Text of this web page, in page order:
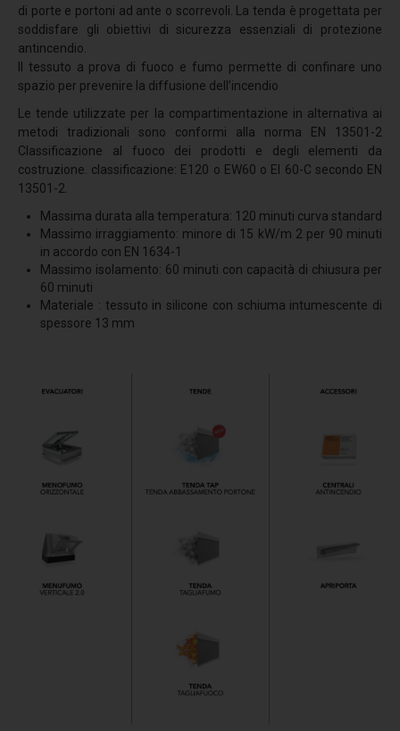
Stratigrafia 9
Stratigrafia 10
Finiture standard
EasyFix
Progettazione
Protezione multistrato
Potere insonorizzante
Resistenza alla corrosione
Comfort termico
Termoriflessione
Dispositivi TIPO C
di porte e portoni ad ante o scorrevoli. La tenda è progettata per
soddisfare gli obiettivi di sicurezza essenziali di protezione
antincendio.
Il tessuto a prova di fuoco e fumo permette di confinare uno
spazio per prevenire la diffusione dell’incendio
Le tende utilizzate per la compartimentazione in alternativa ai
metodi tradizionali sono conformi alla norma EN 13501-2
Classificazione al fuoco dei prodotti e degli elementi da
costruzione. classificazione: E120 o EW60 o EI 60-C secondo EN
13501-2.
Massima durata alla temperatura: 120 minuti curva standard
Massimo irraggiamento: minore di 15 kW/m 2 per 90 minuti
in accordo con EN 1634-1
Massimo isolamento: 60 minuti con capacità di chiusura per
60 minuti
Materiale : tessuto in silicone con schiuma intumescente di
spessore 13 mm